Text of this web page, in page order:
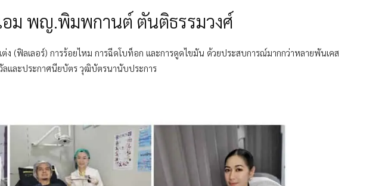
อม พญ.พิมพกานต์ ตันติธรรมวงศ์
ลเลอร์) การร้อยไหม การฉีดโบท็อก และการดูดไขมัน ด้วยประสบการณ์มากกว่าหลายพันเคส
ลและประกาศนียบัตร วุฒิบัตรนานับประการ